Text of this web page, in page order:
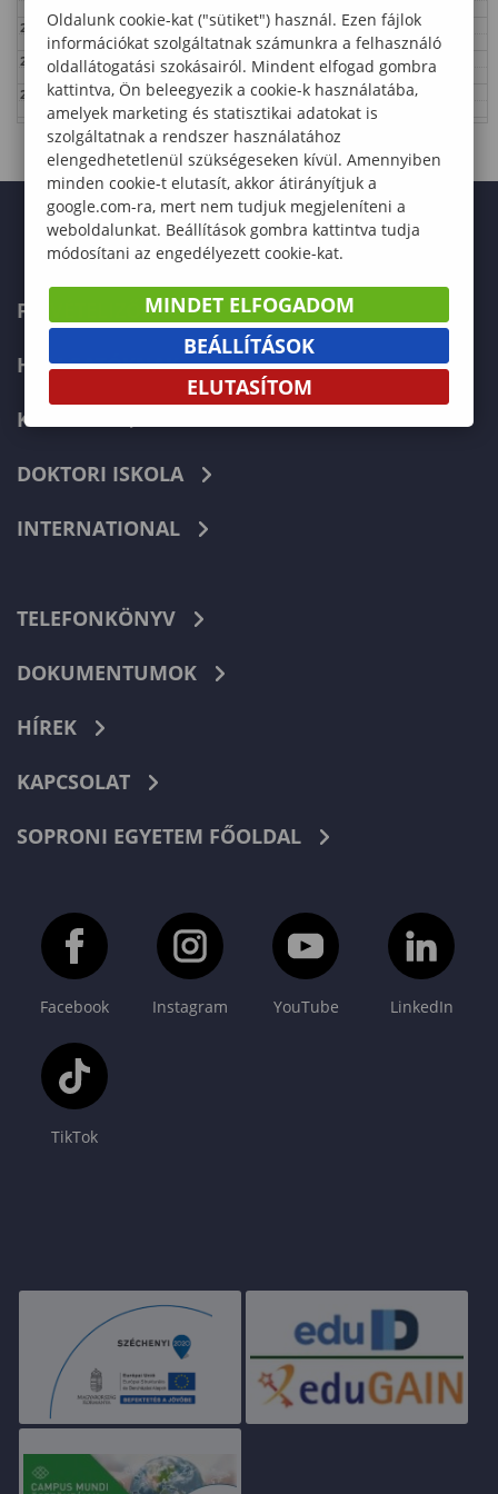
21:00
22:00
23:00
FELVÉTELIZŐKNEK
HALLGATÓKNAK
KÉPZÉSEK
DOKTORI ISKOLA
INTERNATIONAL
TELEFONKÖNYV
DOKUMENTUMOK
HÍREK
KAPCSOLAT
SOPRONI EGYETEM FŐOLDAL
Facebook Instagram YouTube LinkedIn
TikTok
Oldalunk cookie-kat ("sütiket") használ. Ezen fájlok
információkat szolgáltatnak számunkra a felhasználó
oldallátogatási szokásairól. Mindent elfogad gombra
kattintva, Ön beleegyezik a cookie-k használatába,
amelyek marketing és statisztikai adatokat is
szolgáltatnak a rendszer használatához
elengedhetetlenül szükségeseken kívül. Amennyiben
minden cookie-t elutasít, akkor átirányítjuk a
google.com-ra, mert nem tudjuk megjeleníteni a
weboldalunkat. Beállítások gombra kattintva tudja
módosítani az engedélyezett cookie-kat.
MINDET ELFOGADOM
BEÁLLÍTÁSOK
ELUTASÍTOM